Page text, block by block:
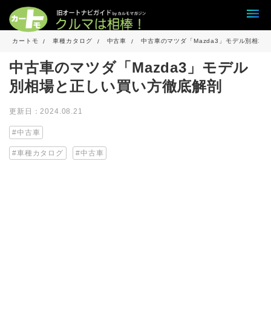
カートモ 車種カタログ 中古車 中古車のマツダ「Mazda3」モデル別相場
中古車のマツダ「Mazda3」モデル
別相場と正しい買い方徹底解剖
更新日：2024.08.21
中古車
車種カタログ 中古車